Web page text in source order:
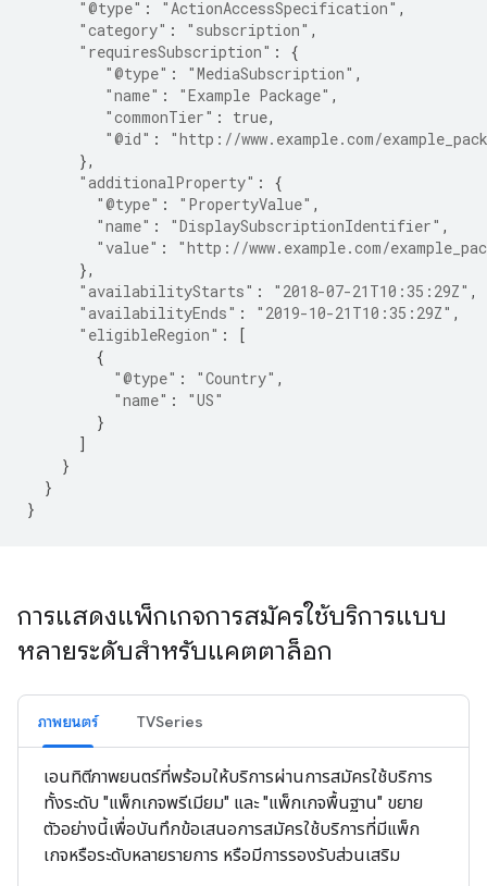
"@type" : "ActionAccessSpecification" ,
"category" : "subscription" ,
"requiresSubscription" :
{
"@type" : "MediaSubscription" ,
"name" : "Example Package" ,
"commonTier" : true,
"@id" :
"http://www.example.com/
},
"additionalProperty" :
{
"@type" : "PropertyValue" ,
"name" : "DisplaySubscriptionIdentifier" ,
"value" :
"http://www.example.com/
},
"availabilityStarts" : "2018-07-21T10:35:29Z" ,
"availabilityEnds" : "2019-10-21T10:35:29Z" ,
"eligibleRegion" :
[
{
"@type" : "Country" ,
"name" :
"US"
}
]
}
}
}
การแสดงแพ็กเกจการสมัครใช้บริการแบบ
หลายระดับสำหรับแคตตาล็อก
ภาพยนตร์ TVSeries
เอนทิตีภาพยนตร์ที่พร้อมให้บริการผ่านการสมัครใช้บริการ
ทั้งระดับ "แพ็กเกจพรีเมียม" และ "แพ็กเกจพื้นฐาน" ขยาย
ตัวอย่างนี้เพื่อบันทึกข้อเสนอการสมัครใช้บริการที่มีแพ็ก
เกจหรือระดับหลายรายการ หรือมีการรองรับส่วนเสริม